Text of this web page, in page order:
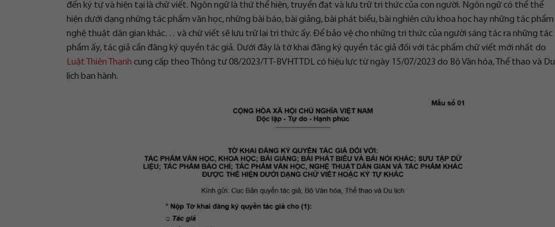
đến ký tự và hiện tại là chữ viết. Ngôn ngữ là thứ thể hiện, truyền đạt và lưu trữ tri thức của con người. Ngôn ngữ có thể thể
hiện dưới dạng những tác phẩm văn học, những bài báo, bài giảng, bài phát biểu, bài nghiên cứu khoa học hay những tác phẩm
nghệ thuật dân gian khác… và chữ viết sẽ lưu trữ lại tri thức ấy. Để bảo vệ cho những tri thức của người sáng tác ra những tác
phẩm ấy, tác giả cần đăng ký quyền tác giả. Dưới đây là tờ khai đăng ký quyền tác giả đối với tác phẩm chữ viết mới nhất do
Luật Thiên Thanh cung cấp theo Thông tư 08/2023/TT-BVHTTDL có hiệu lực từ ngày 15/07/2023 do Bộ Văn hóa, Thể thao và Du
lịch ban hành.